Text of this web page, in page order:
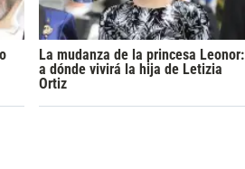
La mudanza de la princesa Leonor:
a dónde vivirá la hija de Letizia
Ortiz